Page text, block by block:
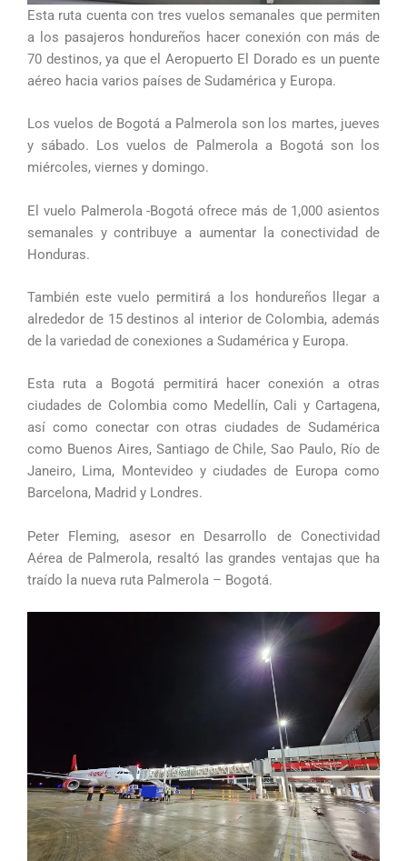
Esta ruta cuenta con tres vuelos semanales que permiten
a los pasajeros hondureños hacer conexión con más de
70 destinos, ya que el Aeropuerto El Dorado es un puente
aéreo hacia varios países de Sudamérica y Europa.
Los vuelos de Bogotá a Palmerola son los martes, jueves
y sábado. Los vuelos de Palmerola a Bogotá son los
miércoles, viernes y domingo.
El vuelo Palmerola -Bogotá ofrece más de 1,000 asientos
semanales y contribuye a aumentar la conectividad de
Honduras.
También este vuelo permitirá a los hondureños llegar a
alrededor de 15 destinos al interior de Colombia, además
de la variedad de conexiones a Sudamérica y Europa.
Esta ruta a Bogotá permitirá hacer conexión a otras
ciudades de Colombia como Medellín, Cali y Cartagena,
así como conectar con otras ciudades de Sudamérica
como Buenos Aires, Santiago de Chile, Sao Paulo, Río de
Janeiro, Lima, Montevideo y ciudades de Europa como
Barcelona, Madrid y Londres.
Peter Fleming, asesor en Desarrollo de Conectividad
Aérea de Palmerola, resaltó las grandes ventajas que ha
traído la nueva ruta Palmerola – Bogotá.